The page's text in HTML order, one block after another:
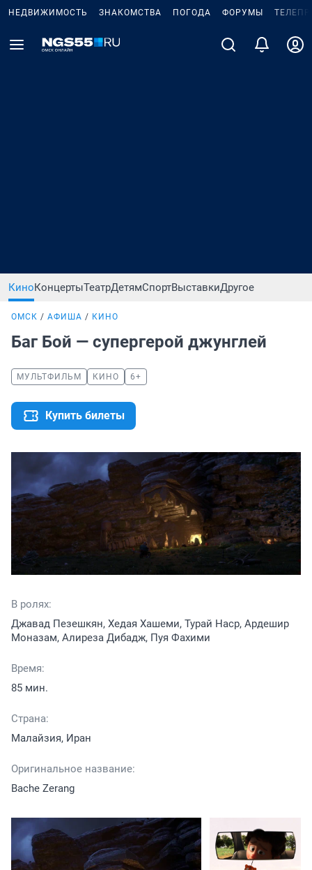
НЕДВИЖИМОСТЬ ЗНАКОМСТВА ПОГОДА ФОРУМЫ
КиноКонцертыТеатрДетямСпортВыставкиДругое
ОМСК АФИША КИНО
Баг Бой — супергерой джунглей
МУЛЬТФИЛЬМ КИНО 6+
Купить билеты
В ролях:
Джавад Пезешкян, Хедая Хашеми, Турай Наср, Ардешир
Моназам, Алиреза Дибадж, Пуя Фахими
Время:
85 мин.
Страна:
Малайзия, Иран
Оригинальное название:
Bache Zerang